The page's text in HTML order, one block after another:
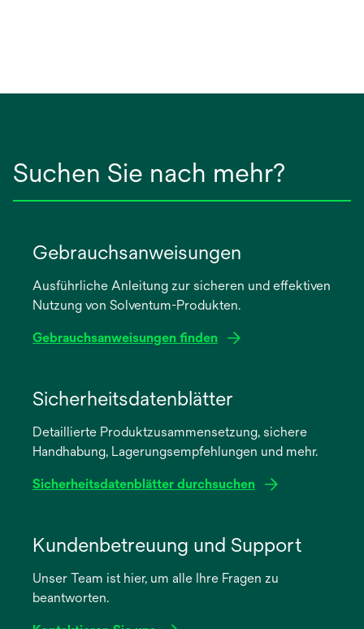
Suchen Sie nach mehr?
Gebrauchsanweisungen
Ausführliche Anleitung zur sicheren und effektiven
Nutzung von Solventum-Produkten.
Gebrauchsanweisungen finden
neuen
Registerkarte
Sicherheitsdatenblätter
Detaillierte Produktzusammensetzung, sichere
Handhabung, Lagerungsempfehlungen und mehr.
Sicherheitsdatenblätter durchsuchen
neuen
Registerkarte
Kundenbetreuung und Support
Unser Team ist hier, um alle Ihre Fragen zu
beantworten.